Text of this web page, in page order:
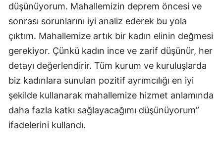
düşünüyorum. Mahallemizin deprem öncesi ve
sonrası sorunlarını iyi analiz ederek bu yola
çıktım. Mahallemize artık bir kadın elinin değmesi
gerekiyor. Çünkü kadın ince ve zarif düşünür, her
detayı değerlendirir. Tüm kurum ve kuruluşlarda
biz kadınlara sunulan pozitif ayrımcılığı en iyi
şekilde kullanarak mahallemize hizmet anlamında
daha fazla katkı sağlayacağımı düşünüyorum”
ifadelerini kullandı.